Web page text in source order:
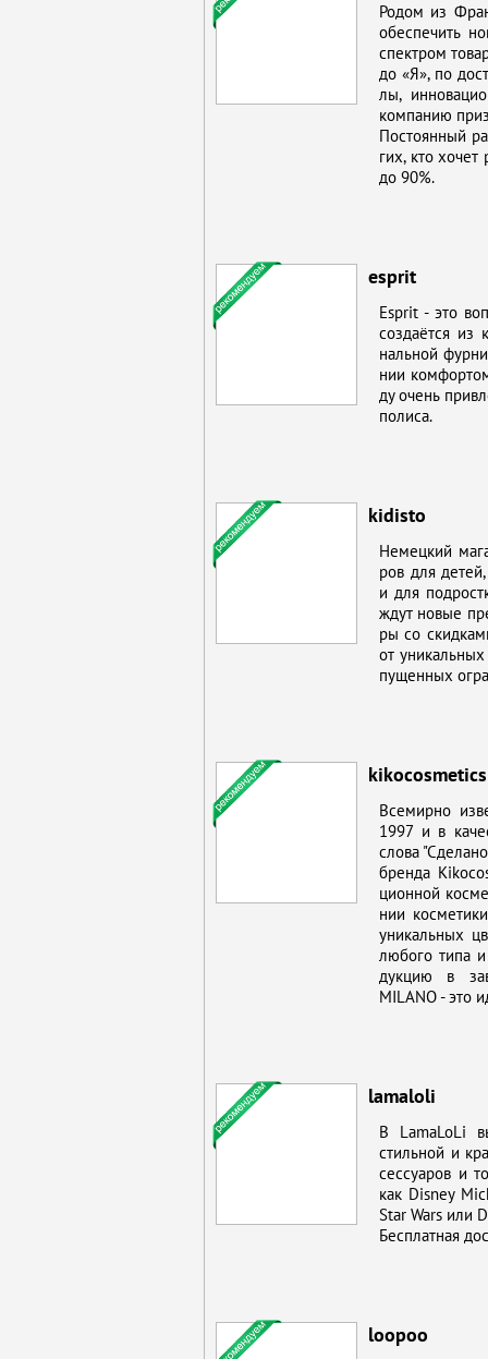
Ро­дом из
обес­пе­чить
спек­тром
до «Я», по
лы,
ком­па­нию
По­сто­ян­ный
гих, кто
до 90%.
esprit
Esprit - это
со­зда­ёт­ся из
наль­ной
нии
ду очень
по­ли­са.
kidisto
Немец­кий
ров для
и для
ждут но­вые
ры со
от
пу­щен­ных
kikocosmetics
Все­мир­но
1997 и в
сло­ва
брен­да
ци­он­ной
нии
уни­каль­ных
лю­бо­го ти­па
дук­цию в
MILANO - это
lamaloli
В LamaLoLi
стиль­ной и
сес­су­а­ров и
как Disney
Star Wars или
Бес­плат­ная
loopoo